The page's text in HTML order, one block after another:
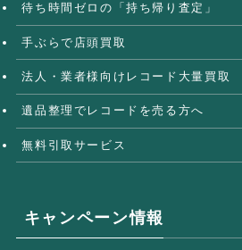
待ち時間ゼロの「持ち帰り査定」
手ぶらで店頭買取
法人・業者様向けレコード大量買取
遺品整理でレコードを売る方へ
無料引取サービス
キャンペーン情報